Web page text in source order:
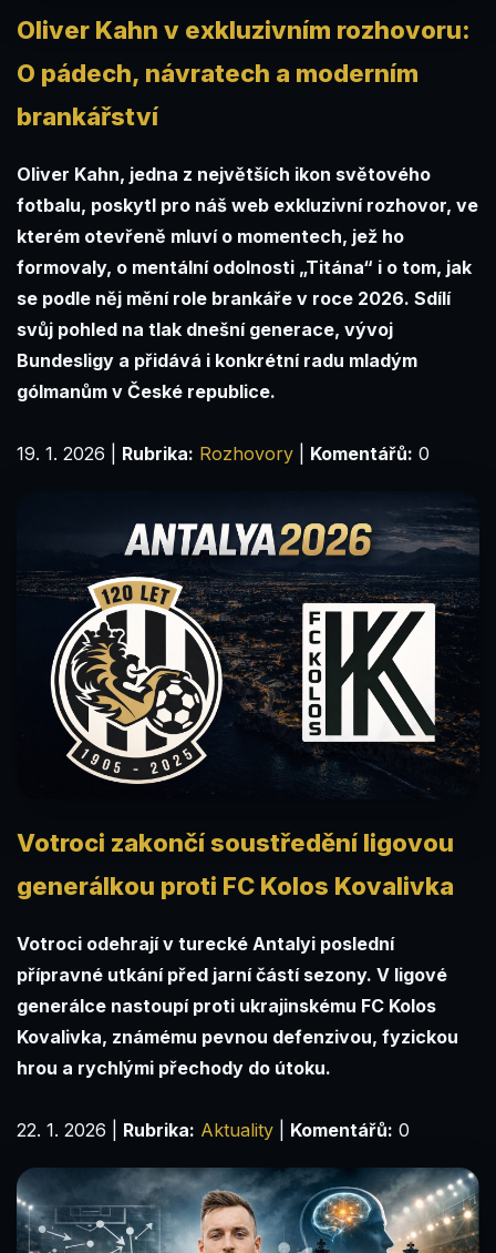
Oliver Kahn v exkluzivním rozhovoru:
O pádech, návratech a moderním
brankářství
Oliver Kahn, jedna z největších ikon světového
fotbalu, poskytl pro náš web exkluzivní rozhovor, ve
kterém otevřeně mluví o momentech, jež ho
formovaly, o mentální odolnosti „Titána“ i o tom, jak
se podle něj mění role brankáře v roce 2026. Sdílí
svůj pohled na tlak dnešní generace, vývoj
Bundesligy a přidává i konkrétní radu mladým
gólmanům v České republice.
19. 1. 2026 Rubrika: Rozhovory Komentářů: 0
Votroci zakončí soustředění ligovou
generálkou proti FC Kolos Kovalivka
Votroci odehrají v turecké Antalyi poslední
přípravné utkání před jarní částí sezony. V ligové
generálce nastoupí proti ukrajinskému FC Kolos
Kovalivka, známému pevnou defenzivou, fyzickou
hrou a rychlými přechody do útoku.
22. 1. 2026 Rubrika: Aktuality Komentářů: 0